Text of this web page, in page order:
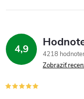
4,9
4218
Zobraziť